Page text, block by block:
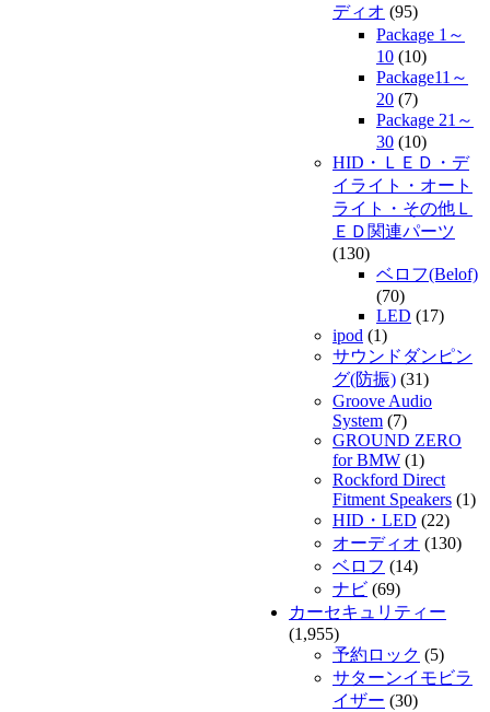
ディオ (95)
Package 1～
10 (10)
Package11～
20 (7)
Package 21～
30 (10)
HID・ＬＥＤ・デ
イライト・オート
ライト・その他Ｌ
ＥＤ関連パーツ
(130)
ベロフ(Belof)
(70)
LED (17)
ipod (1)
サウンドダンピン
グ(防振) (31)
Groove Audio
System (7)
GROUND ZERO
for BMW (1)
Rockford Direct
Fitment Speakers (1)
HID・LED (22)
オーディオ (130)
ベロフ (14)
ナビ (69)
カーセキュリティー
(1,955)
予約ロック (5)
サターンイモビラ
イザー (30)